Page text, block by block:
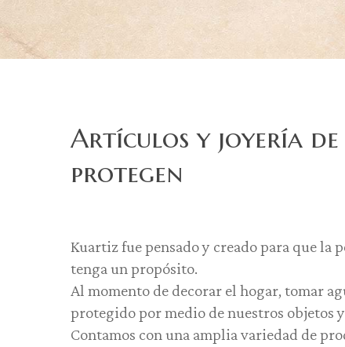
Artículos y joyería de
protegen
Kuartiz fue pensado y creado para que la
tenga un propósito.
Al momento de decorar el hogar, tomar
protegido por medio de nuestros objetos
Contamos con una amplia variedad de